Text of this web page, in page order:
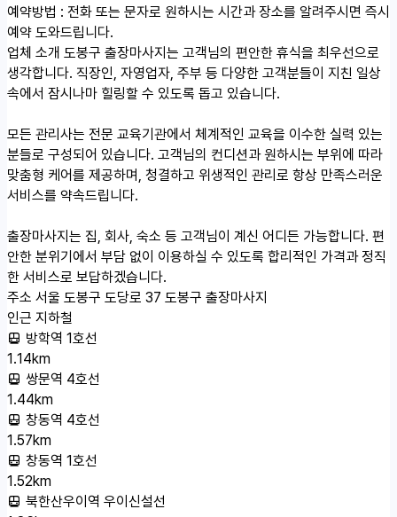
예약방법 : 전화 또는 문자로 원하시는 시간과 장소를 알려주시면 즉시
예약 도와드립니다.
업체 소개 도봉구 출장마사지는 고객님의 편안한 휴식을 최우선으로
생각합니다. 직장인, 자영업자, 주부 등 다양한 고객분들이 지친 일상
속에서 잠시나마 힐링할 수 있도록 돕고 있습니다.
모든 관리사는 전문 교육기관에서 체계적인 교육을 이수한 실력 있는
분들로 구성되어 있습니다. 고객님의 컨디션과 원하시는 부위에 따라
맞춤형 케어를 제공하며, 청결하고 위생적인 관리로 항상 만족스러운
서비스를 약속드립니다.
출장마사지는 집, 회사, 숙소 등 고객님이 계신 어디든 가능합니다. 편
안한 분위기에서 부담 없이 이용하실 수 있도록 합리적인 가격과 정직
한 서비스로 보답하겠습니다.
주소 서울 도봉구 도당로 37 도봉구 출장마사지
인근 지하철
방학역 1호선
1.14km
쌍문역 4호선
1.44km
창동역 4호선
1.57km
창동역 1호선
1.52km
북한산우이역 우이신설선